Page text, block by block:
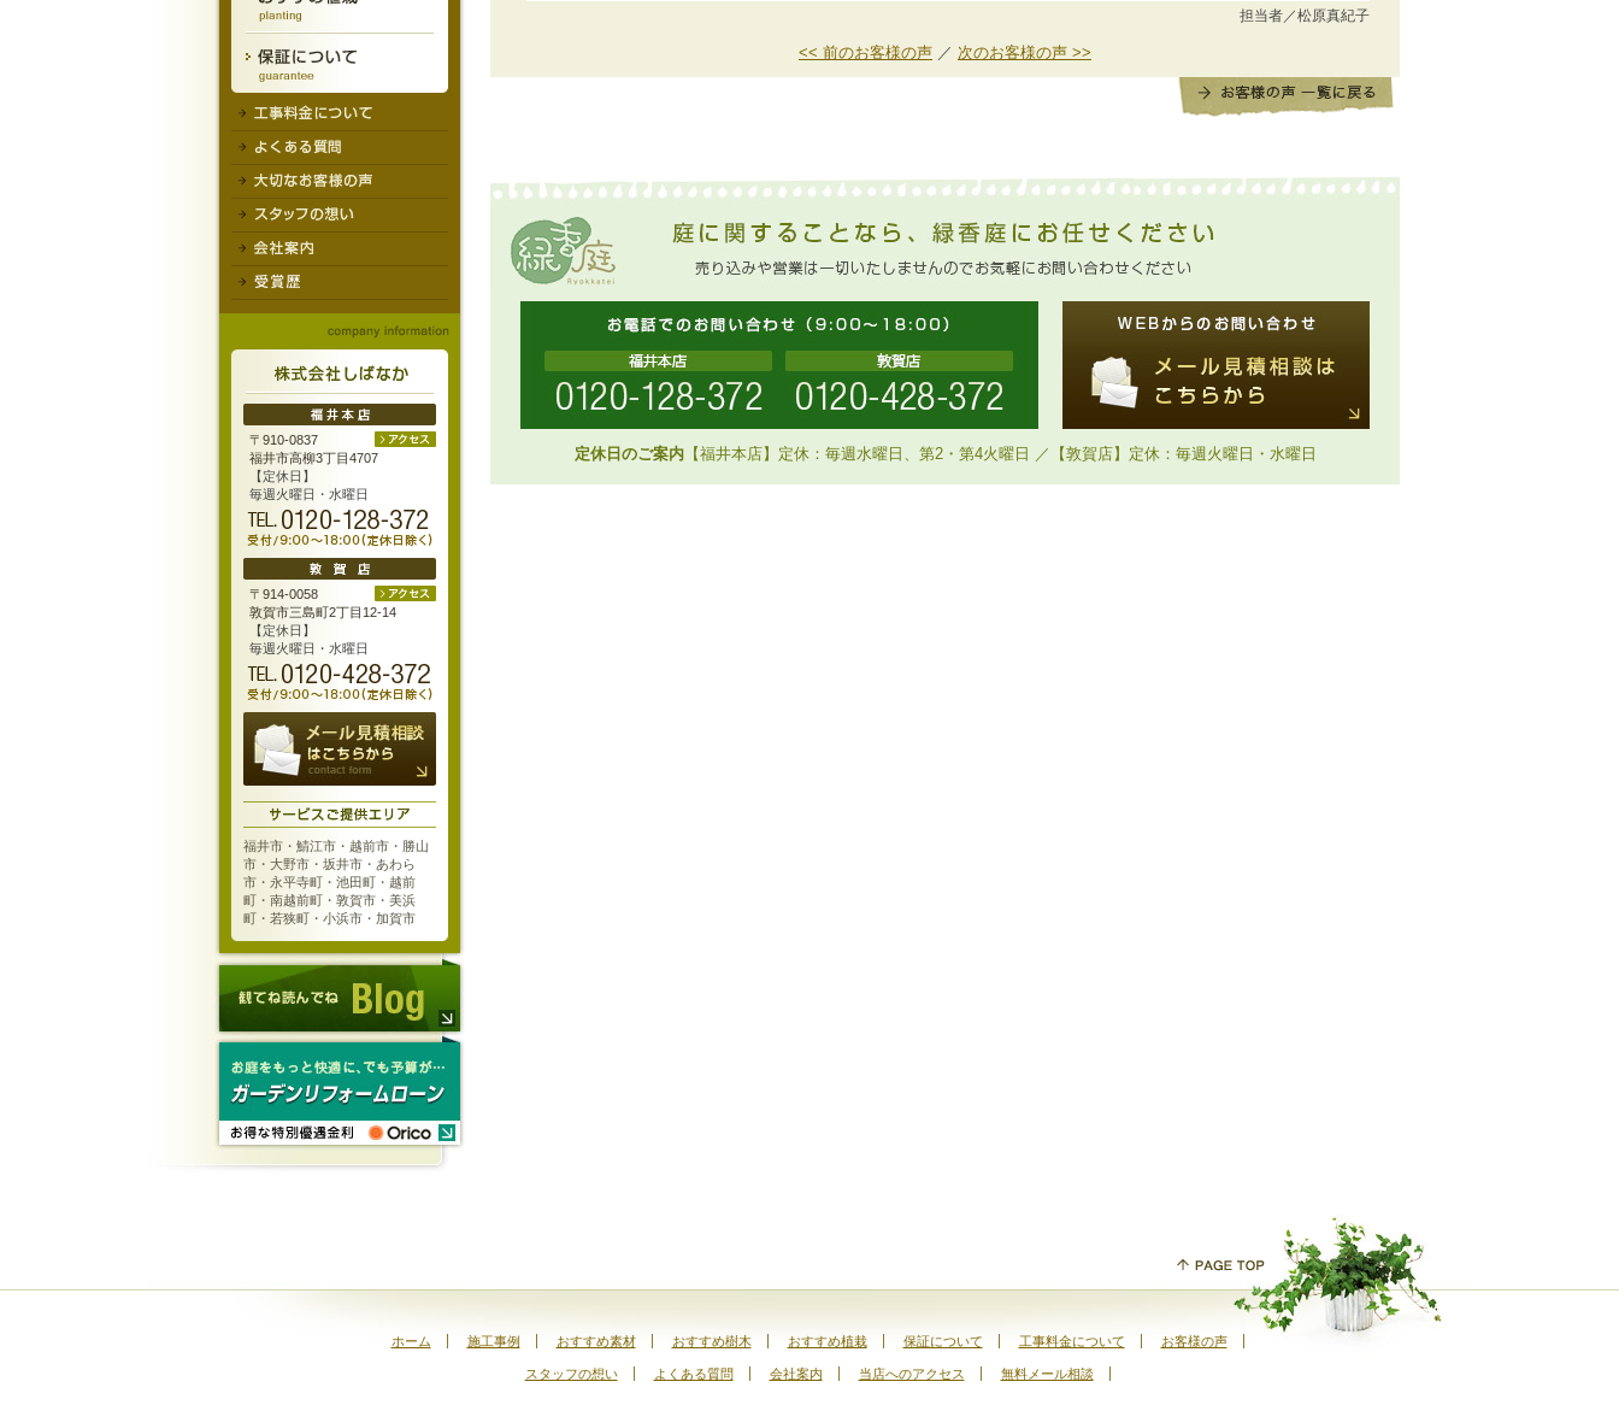
担当者／松原真紀子
<< 前のお客様の声 ／ 次のお客様の声 >>
定休日のご案内【福井本店】定休：毎週水曜日、第2・第4火曜日 ／【敦賀店】定休：毎週火曜日・水曜日
〒910-0837
福井市高柳3丁目4707
【定休日】
毎週火曜日・水曜日
〒914-0058
敦賀市三島町2丁目12-14
【定休日】
毎週火曜日・水曜日
福井市・鯖江市・越前市・勝山
市・大野市・坂井市・あわら
市・永平寺町・池田町・越前
町・南越前町・敦賀市・美浜
町・若狭町・小浜市・加賀市
ホーム 施工事例 おすすめ素材 おすすめ樹木 おすすめ植栽 保証について 工事料金について お客様の声
スタッフの想い よくある質問 会社案内 当店へのアクセス 無料メール相談